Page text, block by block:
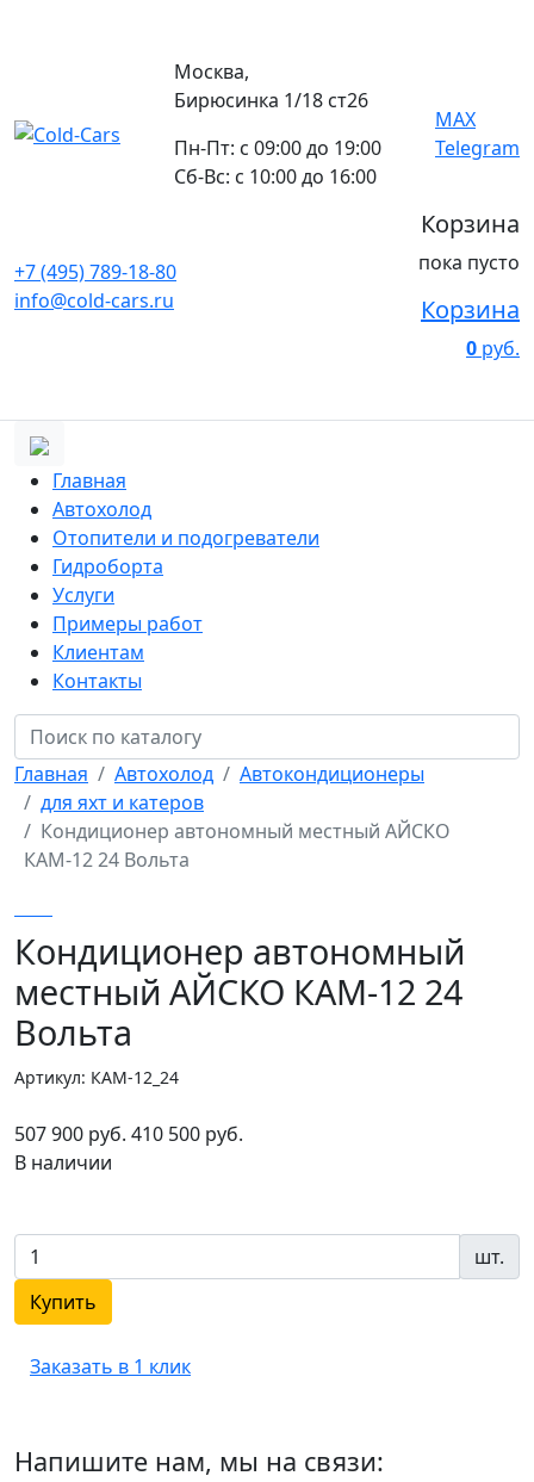
Москва,
Бирюсинка 1/18 ст26 ​
Пн-Пт: с 09:00 до 19:00
Сб-Вс: с 10:00 до 16:00
MAX
Telegram
+7 (495) 789-18-80
info@cold-cars.ru
Корзина
пока пусто
Корзина
0 руб.
Главная
Автохолод
Отопители и подогреватели
Гидроборта
Услуги
Примеры работ
Клиентам
Контакты
Главная Автохолод
Автокондиционеры
для яхт и катеров
Кондиционер автономный местный АЙСКО
КАМ-12 24 Вольта
Кондиционер автономный
местный АЙСКО КАМ-12 24
Вольта
Артикул: КАМ-12_24
507 900 руб. 410 500 руб.
В наличии
шт.
Купить
Заказать в 1 клик
Напишите нам, мы на связи: